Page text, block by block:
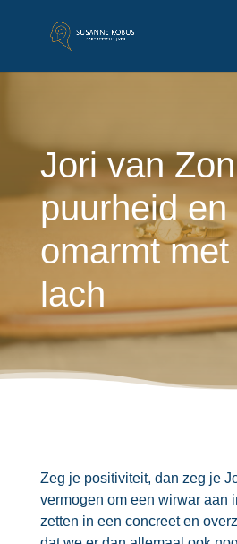
Jori van
puurheid en
omarmt
lach
Zeg je positiviteit, dan zeg je
vermogen om een wirwar aan
zetten in een concreet en